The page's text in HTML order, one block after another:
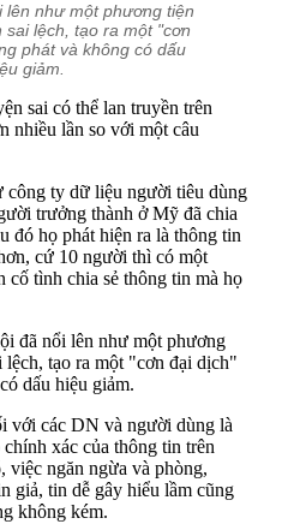
lên như một phương tiện
sai lệch, tạo ra một "cơn
phát và không có dấu
giảm.
sai có thể lan truyền trên
nhiều lần so với một câu
công ty dữ liệu người tiêu dùng
trưởng thành ở Mỹ đã chia
đó họ phát hiện ra là thông tin
cứ 10 người thì có một
cố tình chia sẻ thông tin mà họ
đã nổi lên như một phương
lệch, tạo ra một "cơn đại dịch"
dấu hiệu giảm.
với các DN và người dùng là
xác của thông tin trên
việc ngăn ngừa và phòng,
giả, tin dễ gây hiểu lầm cũng
không kém.